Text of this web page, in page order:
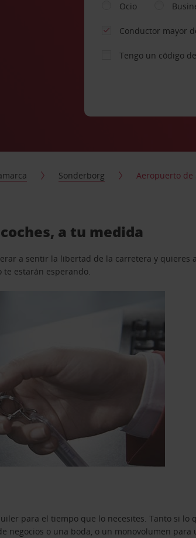
Ocio
Conductor mayor
Tengo un código
Sonderborg Aeropuerto de
a tu medida
a sentir la libertad de la carretera y quieres
estarán esperando.
para el tiempo que lo necesites. Tanto si
negocios o una boda, o un monovolumen